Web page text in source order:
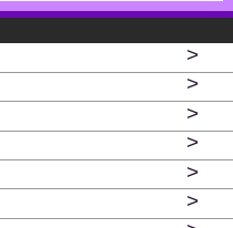
>
>
>
>
>
>